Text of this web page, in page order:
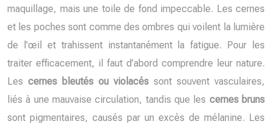
maquillage, mais une toile de fond impeccable. Les cernes
et les poches sont comme des ombres qui voilent la lumière
de l’œil et trahissent instantanément la fatigue. Pour les
traiter efficacement, il faut d’abord comprendre leur nature.
Les cernes bleutés ou violacés sont souvent vasculaires,
liés à une mauvaise circulation, tandis que les cernes bruns
sont pigmentaires, causés par un excès de mélanine. Les